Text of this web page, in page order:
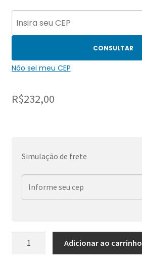
CONSULTAR
Não sei meu CEP
R$232,00
Simulação de frete
Adicionar ao carrinho